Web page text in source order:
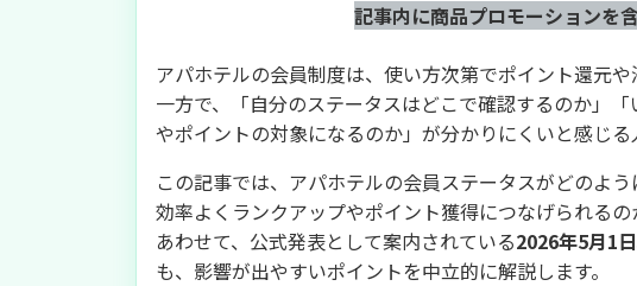
記事内に商品プロモーションを
アパホテルの会員制度は、使い方次第でポイント還元や
一方で、「自分のステータスはどこで確認するのか」
やポイントの対象になるのか」が分かりにくいと感じる
この記事では、アパホテルの会員ステータスがどのよ
効率よくランクアップやポイント獲得につなげられるの
あわせて、公式発表として案内されている2026年5月1
も、影響が出やすいポイントを中立的に解説します。